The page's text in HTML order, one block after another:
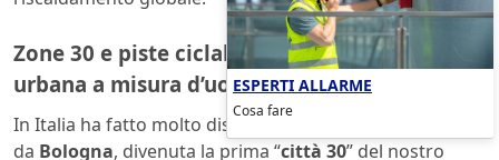
Zone 30 e piste ciclabili per una mobilità
urbana a misura d’uomo
In Italia ha fatto molto discutere la direzione intrapresa
da Bologna, divenuta la prima “città 30” del nostro
ESPERTI ALLARME
Cosa fare